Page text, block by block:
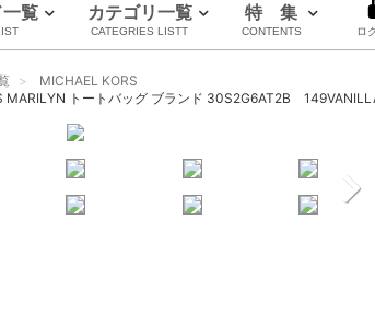
覧
ンドを見る
カテゴリ一覧
CATEGRIES LISTT
特 集
CONTENTS ロ
MICHAEL KORS
MARILYN トートバッグ ブランド 30S2G6AT2B